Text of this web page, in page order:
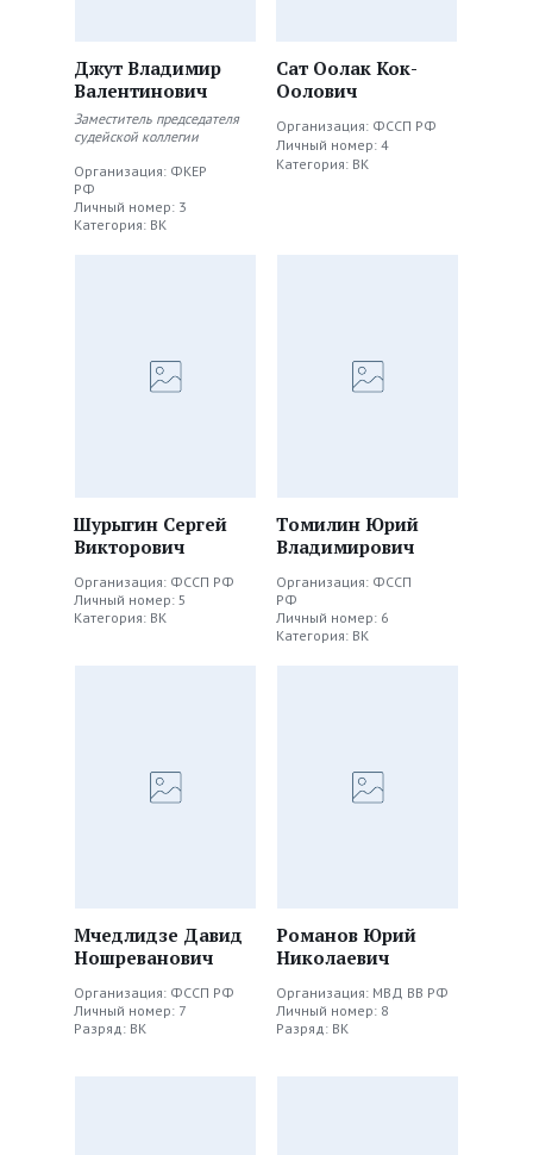
Джут Владимир
Валентинович
Заместитель председателя
судейской коллегии
Организация: ФКЕР
РФ
Личный номер: 3
Категория: ВК
Сат Оолак Кок-
Оолович
Организация: ФССП РФ
Личный номер: 4
Категория: ВК
Шурыгин Сергей
Викторович
Организация: ФССП РФ
Личный номер: 5
Категория: ВК
Томилин Юрий
Владимирович
Организация: ФССП
РФ
Личный номер: 6
Категория: ВК
Мчедлидзе Давид
Ношреванович
Организация: ФССП РФ
Личный номер: 7
Разряд: ВК
Романов Юрий
Николаевич
Организация: МВД ВВ РФ
Личный номер: 8
Разряд: ВК